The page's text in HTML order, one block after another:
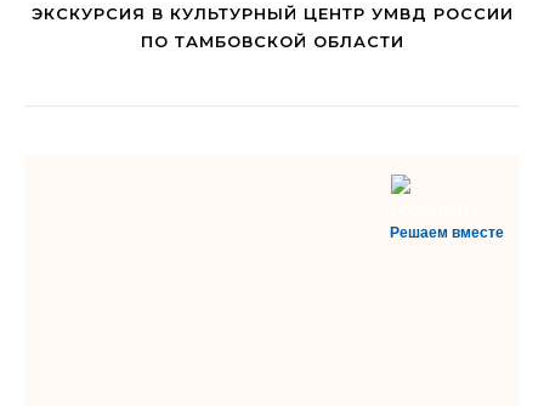
ЭКСКУРСИЯ В КУЛЬТУРНЫЙ ЦЕНТР УМВД РОССИИ
ПО ТАМБОВСКОЙ ОБЛАСТИ
Решаем вместе